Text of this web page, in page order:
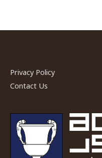
Privacy Policy
Contact Us